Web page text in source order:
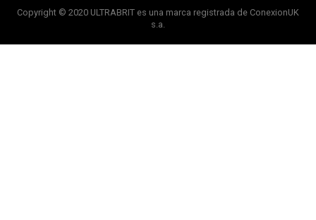
Copyright © 2020 ULTRABRIT es una marca registrada de ConexionUK
s.a.